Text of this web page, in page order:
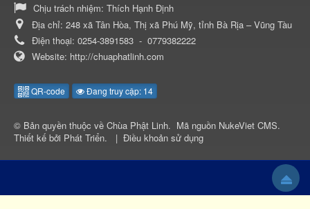
Chịu trách nhiệm: Thích Hạnh Định
Địa chỉ: 248 xã Tân Hòa, Thị xã Phú Mỹ, tỉnh Bà Rịa – Vũng Tàu
Điện thoại: 0254-3891583 - 0779382222
Website: http://chuaphatlinh.com
QR-code Đang truy cập: 14
© Bản quyền thuộc về Chùa Phật Linh. Mã nguồn NukeViet CMS.
Thiết kế bởi Phát Triển. | Điều khoản sử dụng